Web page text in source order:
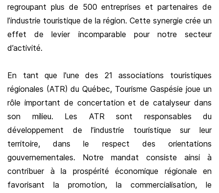
regroupant plus de 500 entreprises et partenaires de
l’industrie touristique de la région. Cette synergie crée un
effet de levier incomparable pour notre secteur
d’activité.
En tant que l'une des 21 associations touristiques
régionales (ATR) du Québec, Tourisme Gaspésie joue un
rôle important de concertation et de catalyseur dans
son milieu. Les ATR sont responsables du
développement de l’industrie touristique sur leur
territoire, dans le respect des orientations
gouvernementales. Notre mandat consiste ainsi à
contribuer à la prospérité économique régionale en
favorisant la promotion, la commercialisation, le